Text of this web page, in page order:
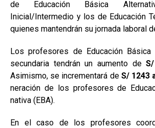
de Educación Básica
Inicial/Intermedio y los de Educa­ción
quienes mantendrán su jor­nada laboral
Los profesores de Educa­ción Básica
secundaria tendrán un aumento de
Asimismo, se incrementará de S/ 1243
neración de los profesores de
nativa (EBA).
En el caso de los profeso­res